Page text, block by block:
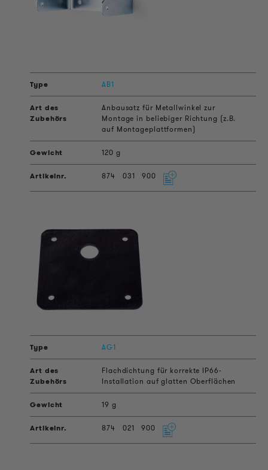
AB1
Anbausatz für Metallwinkel zur
Montage in beliebiger Richtung (z.B.
auf Montageplattformen)
120 g
874 031 900
AG1
Flachdichtung für korrekte IP66-
Installation auf glatten Oberflächen
19 g
874 021 900